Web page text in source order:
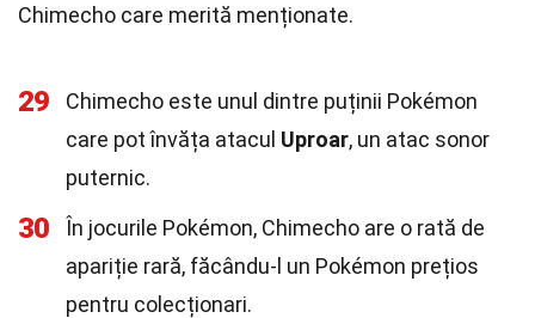
Chimecho care merită menționate.
29
Chimecho este unul dintre puținii Pokémon
care pot învăța atacul Uproar, un atac sonor
puternic.
30
În jocurile Pokémon, Chimecho are o rată de
apariție rară, făcându-l un Pokémon prețios
pentru colecționari.